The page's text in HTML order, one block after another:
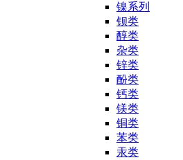
镍系列
钡类
醇类
杂类
锌类
酚类
钙类
镁类
铜类
苯类
汞类